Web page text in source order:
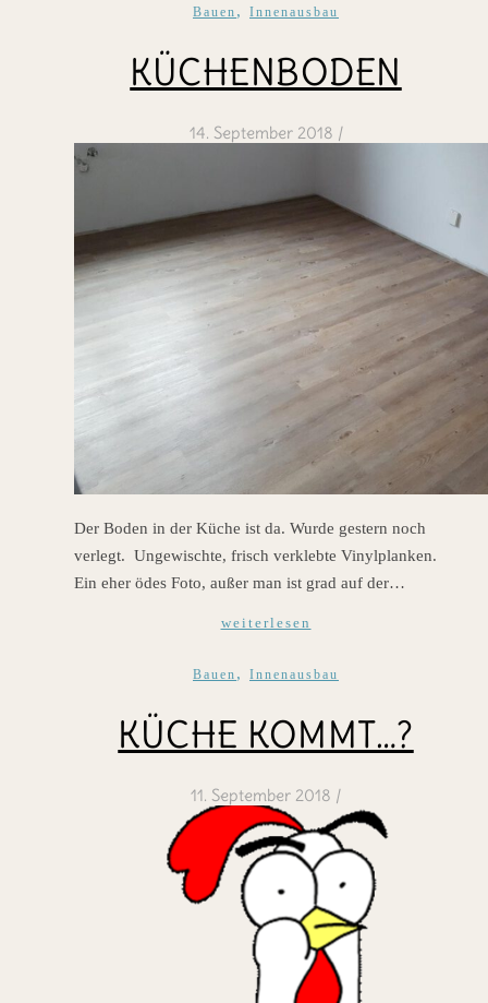
Bauen , Innenausbau
KÜCHENBODEN
14. September 2018 /
Der Boden in der Küche ist da. Wurde gestern noch
verlegt. Ungewischte, frisch verklebte Vinylplanken.
Ein eher ödes Foto, außer man ist grad auf der…
weiterlesen
Bauen , Innenausbau
KÜCHE KOMMT…?
11. September 2018 /